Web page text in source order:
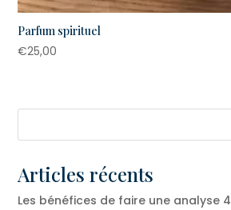
Parfum spirituel
€25,00
Articles récents
Les bénéfices de faire une analyse